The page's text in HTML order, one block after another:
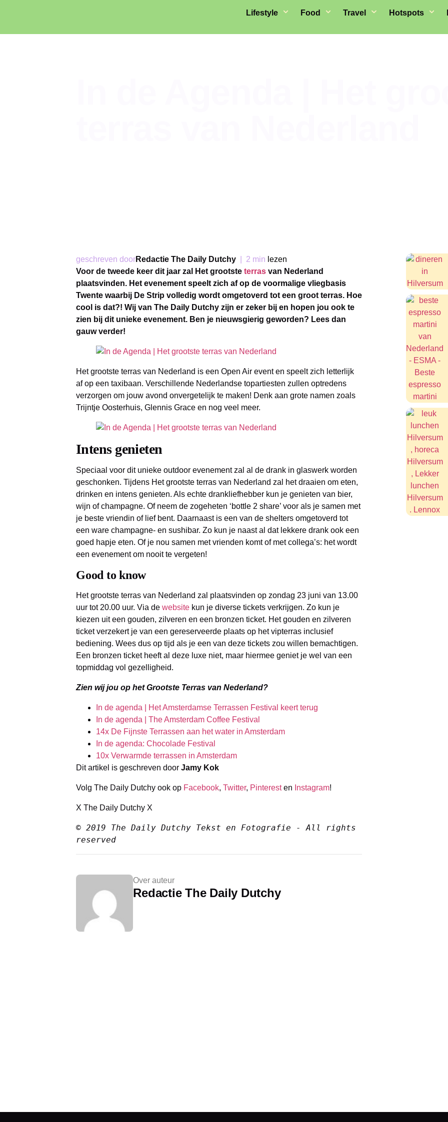
Lifestyle Food Travel Hotspots
geschreven doorRedactie The Daily Dutchy 2 min lezen
Voor de tweede keer dit jaar zal Het grootste terras van Nederland
plaatsvinden. Het evenement speelt zich af op de voormalige vliegbasis
Twente waarbij De Strip volledig wordt omgetoverd tot een groot terras. Hoe
cool is dat?! Wij van The Daily Dutchy zijn er zeker bij en hopen jou ook te
zien bij dit unieke evenement. Ben je nieuwsgierig geworden? Lees dan
gauw verder!
Het grootste terras van Nederland is een Open Air event en speelt zich letterlijk
af op een taxibaan. Verschillende Nederlandse topartiesten zullen optredens
verzorgen om jouw avond onvergetelijk te maken! Denk aan grote namen zoals
Trijntje Oosterhuis, Glennis Grace en nog veel meer.
Intens genieten
Speciaal voor dit unieke outdoor evenement zal al de drank in glaswerk worden
geschonken. Tijdens Het grootste terras van Nederland zal het draaien om eten,
drinken en intens genieten. Als echte drankliefhebber kun je genieten van bier,
wijn of champagne. Of neem de zogeheten ‘bottle 2 share’ voor als je samen met
je beste vriendin of lief bent. Daarnaast is een van de shelters omgetoverd tot
een ware champagne- en sushibar. Zo kun je naast al dat lekkere drank ook een
goed hapje eten. Of je nou samen met vrienden komt of met collega’s: het wordt
een evenement om nooit te vergeten!
Good to know
Het grootste terras van Nederland zal plaatsvinden op zondag 23 juni van 13.00
uur tot 20.00 uur. Via de website kun je diverse tickets verkrijgen. Zo kun je
kiezen uit een gouden, zilveren en een bronzen ticket. Het gouden en zilveren
ticket verzekert je van een gereserveerde plaats op het vipterras inclusief
bediening. Wees dus op tijd als je een van deze tickets zou willen bemachtigen.
Een bronzen ticket heeft al deze luxe niet, maar hiermee geniet je wel van een
topmiddag vol gezelligheid.
Zien wij jou op het Grootste Terras van Nederland?
In de agenda | Het Amsterdamse Terrassen Festival keert terug
In de agenda | The Amsterdam Coffee Festival
14x De Fijnste Terrassen aan het water in Amsterdam
In de agenda: Chocolade Festival
10x Verwarmde terrassen in Amsterdam
Dit artikel is geschreven door Jamy Kok
Volg The Daily Dutchy ook op Facebook, Twitter, Pinteresten Instagram!
X The Daily Dutchy X
© 2019 The Daily Dutchy Tekst en Fotografie - All rights
reserved
Over auteur
Redactie The Daily Dutchy